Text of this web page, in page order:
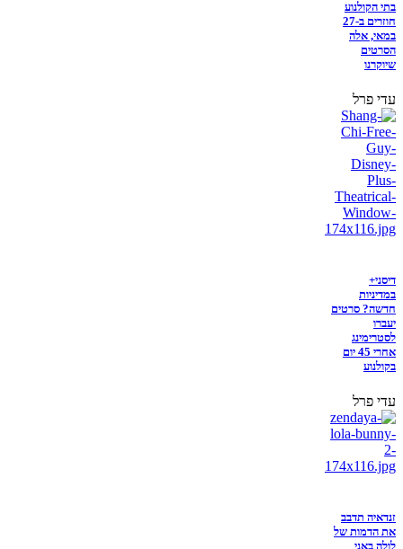
בתי הקולנוע
חוזרים ב-27
במאי, אלה
הסרטים
שיוקרנו
עדי פרל
דיסני+
במדיניות
חדשה? סרטים
יעברו
לסטרימינג
אחרי 45 יום
בקולנוע
עדי פרל
זנדאיה תדבב
את הדמות של
לולה באני